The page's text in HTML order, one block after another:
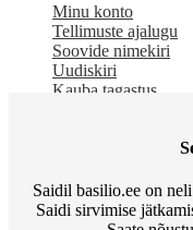
Minu konto
Tellimuste ajalugu
Soovide nimekiri
Uudiskiri
Kauba tagastus
pakub kaupu
loodame, et meie uued
Saidil basilio.ee on
Saidi sirvimise